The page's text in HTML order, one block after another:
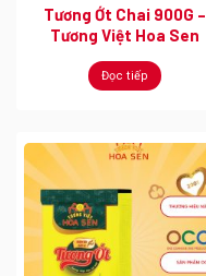
Tương Ớt Chai 900G –
Tương Việt Hoa Sen
Đọc tiếp